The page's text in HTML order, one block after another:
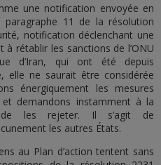
une notification envoyée en
paragraphe 11 de la résolution
notification déclenchant une
rétablir les sanctions de l’ONU
d’Iran, qui ont été depuis
elle ne saurait être considérée
énergiquement les mesures
demandons instamment à la
de les rejeter. Il s’agit de
les autres États.
au Plan d’action tentent sans